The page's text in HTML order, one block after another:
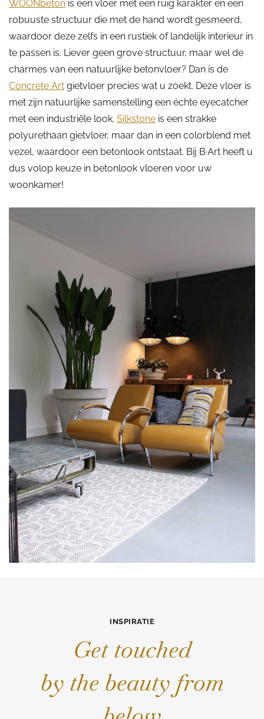
WOONbeton is een vloer met een ruig karakter en een
robuuste structuur die met de hand wordt gesmeerd,
waardoor deze zelfs in een rustiek of landelijk interieur in
te passen is. Liever geen grove structuur, maar wel de
charmes van een natuurlijke betonvloer? Dan is de
Concrete Art gietvloer precies wat u zoekt. Deze vloer is
met zijn natuurlijke samenstelling een échte eyecatcher
met een industriële look. Silkstone is een strakke
polyurethaan gietvloer, maar dan in een colorblend met
vezel, waardoor een betonlook ontstaat. Bij B·Art heeft u
dus volop keuze in betonlook vloeren voor uw
woonkamer!
INSPIRATIE
Get touched
by the beauty from